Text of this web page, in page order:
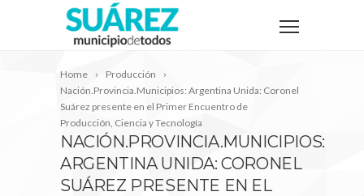
Home
Producción
Nación.Provincia.Municipios: Argentina Unida: Coronel
Suárez presente en el Primer Encuentro de
Producción, Ciencia y Tecnología
NACIÓN.PROVINCIA.MUNICIPIOS:
ARGENTINA UNIDA: CORONEL
SUÁREZ PRESENTE EN EL